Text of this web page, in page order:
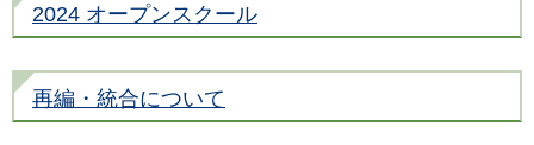
2024 オープンスクール
再編・統合について